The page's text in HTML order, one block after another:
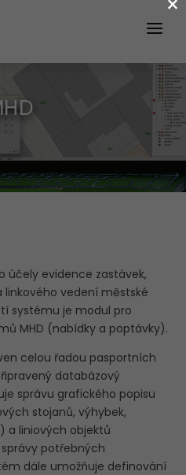
aplikací
účely evidence zastávek,
vedení městské
systému je modul pro
MHD (nabídky a poptávky).
celou řadou pasportních
databázový
správu grafického popisu
stojanů, výhybek,
a liniových objektů
potřebných
dále umožňuje definování